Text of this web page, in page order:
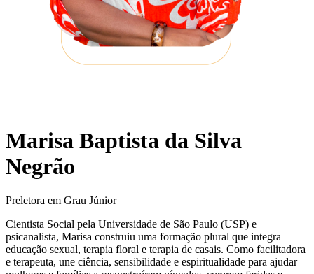
Marisa Baptista da Silva
Negrão
Preletora em Grau Júnior
Cientista Social pela Universidade de São Paulo (USP) e
psicanalista, Marisa construiu uma formação plural que integra
educação sexual, terapia floral e terapia de casais. Como facilitadora
e terapeuta, une ciência, sensibilidade e espiritualidade para ajudar